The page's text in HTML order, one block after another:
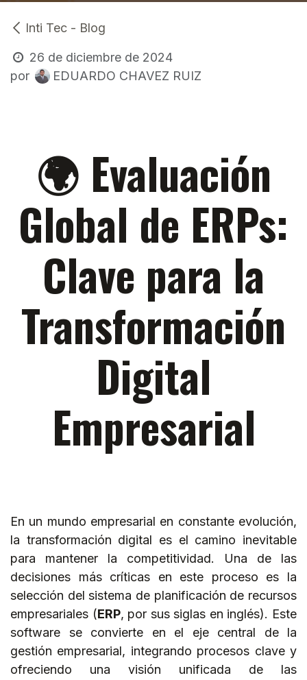
Inti Tec - Blog
26 de diciembre de 2024
por
EDUARDO CHAVEZ RUIZ
🌍 Evaluación
Global de ERPs:
Clave para la
Transformación
Digital
Empresarial
En un mundo empresarial en constante evolución,
la transformación digital es el camino inevitable
para mantener la competitividad. Una de las
decisiones más críticas en este proceso es la
selección del sistema de planificación de recursos
empresariales (ERP, por sus siglas en inglés). Este
software se convierte en el eje central de la
gestión empresarial, integrando procesos clave y
ofreciendo una visión unificada de las